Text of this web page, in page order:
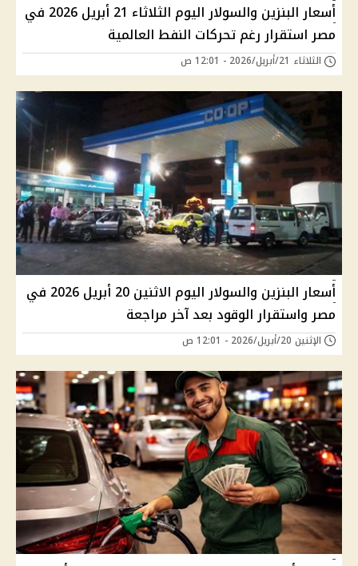
أسعار البنزين والسولار اليوم الثلاثاء 21 أبريل 2026 في
مصر استقرار رغم تحركات النفط العالمية
الثلاثاء 21/أبريل/2026 - 12:01 ص
أسعار البنزين والسولار اليوم الاثنين 20 أبريل 2026 في
مصر واستقرار الوقود بعد آخر مراجعة
الإثنين 20/أبريل/2026 - 12:01 ص